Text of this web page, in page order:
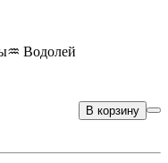
♒ Водолей
В корзину